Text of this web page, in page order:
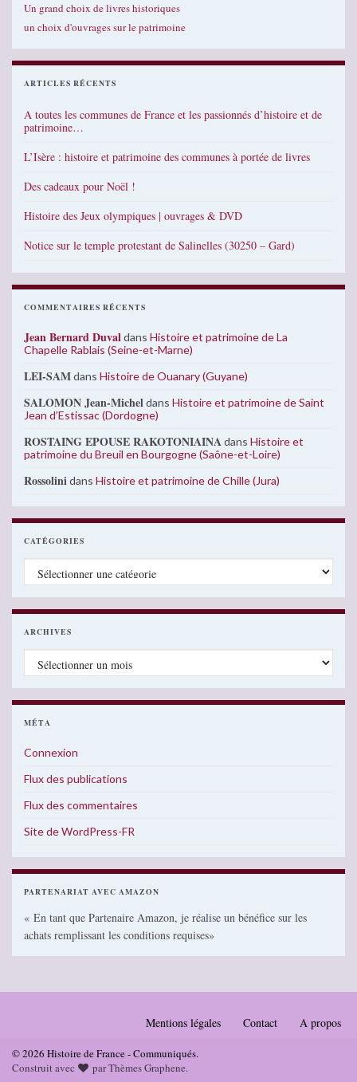
Un grand choix de livres historiques
un choix d'ouvrages sur le patrimoine
ARTICLES RÉCENTS
A toutes les communes de France et les passionnés d’histoire et de
patrimoine…
L’Isère : histoire et patrimoine des communes à portée de livres
Des cadeaux pour Noël !
Histoire des Jeux olympiques | ouvrages & DVD
Notice sur le temple protestant de Salinelles (30250 – Gard)
COMMENTAIRES RÉCENTS
Jean Bernard Duvaldans Histoire et patrimoine de La
Chapelle Rablais (Seine-et-Marne)
LEI-SAMdans Histoire de Ouanary (Guyane)
SALOMON Jean-Micheldans Histoire et patrimoine de Saint
Jean d’Estissac (Dordogne)
ROSTAING EPOUSE RAKOTONIAINAdans Histoire et
patrimoine du Breuil en Bourgogne (Saône-et-Loire)
Rossolinidans Histoire et patrimoine de Chille (Jura)
CATÉGORIES
Catégories
ARCHIVES
Archives
MÉTA
Connexion
Flux des publications
Flux des commentaires
Site de WordPress-FR
PARTENARIAT AVEC AMAZON
« En tant que Partenaire Amazon, je réalise un bénéfice sur les
achats remplissant les conditions requises»
Mentions légales Contact A propos
© 2026 Histoire de France - Communiqués.
Construit avec
parThèmes Graphene.